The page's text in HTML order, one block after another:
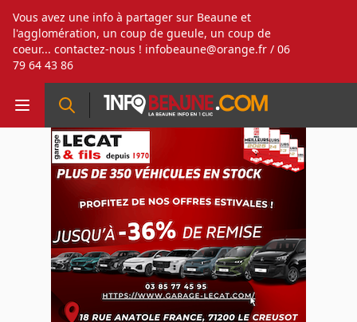
Vous avez une info à partager sur Beaune et
l'agglomération, un coup de gueule, un coup de
coeur... contactez-nous ! infobeaune@orange.fr / 06
79 64 43 86